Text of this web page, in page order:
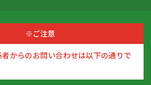
※ご注意
からのお問い合わせは以下の通りで